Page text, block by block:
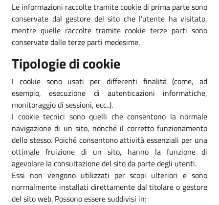
Le informazioni raccolte tramite cookie di prima parte sono
conservate dal gestore del sito che l’utente ha visitato,
mentre quelle raccolte tramite cookie terze parti sono
conservate dalle terze parti medesime.
Tipologie di cookie
I cookie sono usati per differenti finalità (come, ad
esempio, esecuzione di autenticazioni informatiche,
monitoraggio di sessioni, ecc..).
I cookie tecnici sono quelli che consentono la normale
navigazione di un sito, nonché il corretto funzionamento
dello stesso. Poiché consentono attività essenziali per una
ottimale fruizione di un sito, hanno la funzione di
agevolare la consultazione del sito da parte degli utenti.
Essi non vengono utilizzati per scopi ulteriori e sono
normalmente installati direttamente dal titolare o gestore
del sito web. Possono essere suddivisi in: